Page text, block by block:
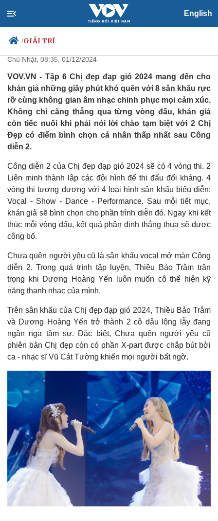
English
/GIẢI TRÍ
Chính trị
Đảng
Tổ chức nhân sự
Quốc hội
Nhận diện sự thật
Xã hội
Tin 24h
Dự báo thời tiết
Giáo dục
Dấu ấn VOV
2 chị đẹp đầu tiên kết thúc hành
trình "đạp gió 2024" là ai?
Chủ Nhật, 08:35, 01/12/2024
VOV.VN - Tập 6 Chị đẹp đạp gió 2024 mang đến cho
khán giả những giây phút khó quên với 8 sân khấu rực
rỡ cùng không gian âm nhạc chinh phục mọi cảm xúc.
Không chỉ căng thẳng qua từng vòng đấu, khán giả
còn tiếc nuối khi phải nói lời chào tạm biệt với 2 Chị
Đẹp có điểm bình chọn cá nhân thấp nhất sau Công
diễn 2.
Công diễn 2 của Chị đẹp đạp gió 2024 sẽ có 4 vòng thi. 2
Liên minh thành lập các đội hình để thi đấu đối kháng. 4
vòng thi tương đương với 4 loại hình sân khấu biểu diễn:
Vocal - Show - Dance - Performance. Sau mỗi tiết mục,
khán giả sẽ bình chọn cho phần trình diễn đó. Ngay khi kết
thúc mỗi vòng đấu, kết quả phân định thắng thua sẽ được
công bố.
Chưa quên người yêu cũ là sân khấu vocal mở màn Công
diễn 2. Trong quá trình tập luyện, Thiều Bảo Trâm trân
trọng khi Dương Hoàng Yến luôn muốn cô thể hiện kỹ
năng thanh nhạc của mình.
Trên sân khấu của Chị đẹp đạp gió 2024, Thiều Bảo Trâm
và Dương Hoàng Yến trở thành 2 cô dâu lộng lẫy đang
ngân nga tâm sự. Đặc biệt, Chưa quên người yêu cũ
phiên bản Chị đẹp còn có phần X-part được chắp bút bởi
ca - nhạc sĩ Vũ Cát Tường khiến mọi người bất ngờ.